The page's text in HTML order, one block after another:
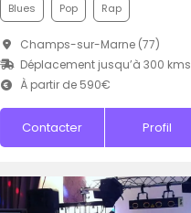
Funk
Blues Pop Rap
Champs-sur-Marne (77)
Déplacement jusqu’à 300 kms
À partir de 590€
Contacter Profil